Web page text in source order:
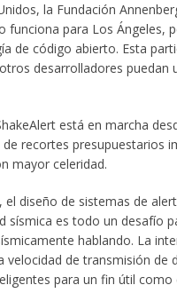
la Fundación
funciona para Los Ángeles,
de código abierto. Esta
desarrolladores puedan
está en marcha
recortes presupuestarios
mayor celeridad.
el diseño de sistemas de
sísmica es todo un desafío
hablando. La
velocidad de transmisión de
para un fin útil como